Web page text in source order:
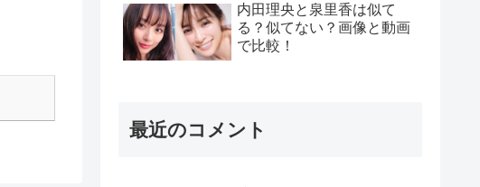
内田理央と泉里香は似て
る？似てない？画像と動画
で比較！
最近のコメント